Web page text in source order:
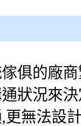
俱的廠
狀況來
更無法設